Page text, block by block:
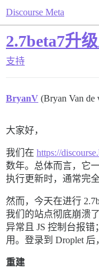
Discourse Meta
2.7beta7升
支持
BryanV (Bryan Van de
大家好，
我们在 https://
数年。总体而言，它
执行更新时，通常完
然而，今天在进行
我们的站点彻底崩溃
异常且 JS 控制台报
用。登录到 Droplet
重建